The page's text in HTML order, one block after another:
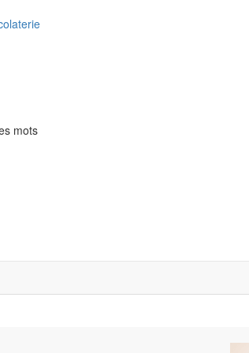
mots